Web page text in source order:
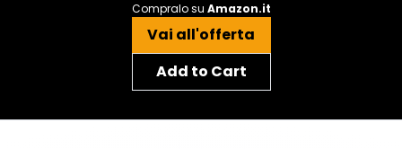
Compralo su Amazon.it
Vai all'offerta
Add to Cart